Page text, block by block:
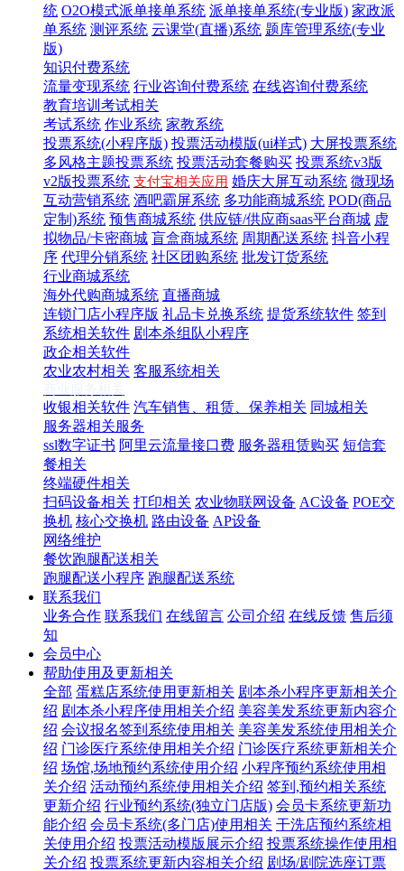
统 O2O模式派单接单系统 派单接单系统(专业版) 家政派
单系统 测评系统 云课堂(直播)系统 题库管理系统(专业
版)
知识付费系统
流量变现系统 行业咨询付费系统 在线咨询付费系统
教育培训考试相关
考试系统 作业系统 家教系统
投票系统(小程序版) 投票活动模版(ui样式) 大屏投票系统
多风格主题投票系统 投票活动套餐购买 投票系统v3版
v2版投票系统 支付宝相关应用 婚庆大屏互动系统 微现场
互动营销系统 酒吧霸屏系统 多功能商城系统 POD(商品
定制)系统 预售商城系统 供应链/供应商saas平台商城 虚
拟物品/卡密商城 盲盒商城系统 周期配送系统 抖音小程
序 代理分销系统 社区团购系统 批发订货系统
行业商城系统
海外代购商城系统 直播商城
连锁门店小程序版 礼品卡兑换系统 提货系统软件 签到
系统相关软件 剧本杀组队小程序
政企相关软件
农业农村相关 客服系统相关
收银相关软件 汽车销售、租赁、保养相关 同城相关
服务器相关服务
ssl数字证书 阿里云流量接口费 服务器租赁购买 短信套
餐相关
终端硬件相关
扫码设备相关 打印相关 农业物联网设备 AC设备 POE交
换机 核心交换机 路由设备 AP设备
网络维护
餐饮跑腿配送相关
跑腿配送小程序 跑腿配送系统
联系我们
业务合作 联系我们 在线留言 公司介绍 在线反馈 售后须
知
会员中心
帮助使用及更新相关
全部 蛋糕店系统使用更新相关 剧本杀小程序更新相关介
绍 剧本杀小程序使用相关介绍 美容美发系统更新内容介
绍 会议报名签到系统使用相关 美容美发系统使用相关介
绍 门诊医疗系统使用相关介绍 门诊医疗系统更新相关介
绍 场馆,场地预约系统使用介绍 小程序预约系统使用相
关介绍 活动预约系统使用相关介绍 签到,预约相关系统
更新介绍 行业预约系统(独立门店版) 会员卡系统更新功
能介绍 会员卡系统(多门店)使用相关 干洗店预约系统相
关使用介绍 投票活动模版展示介绍 投票系统操作使用相
关介绍 投票系统更新内容相关介绍 剧场/剧院选座订票